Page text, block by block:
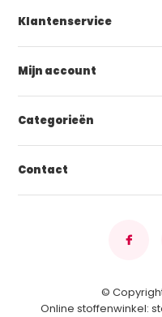
Klantenservice
Mijn account
Categorieën
Contact
©
Online stoffenwinkel: